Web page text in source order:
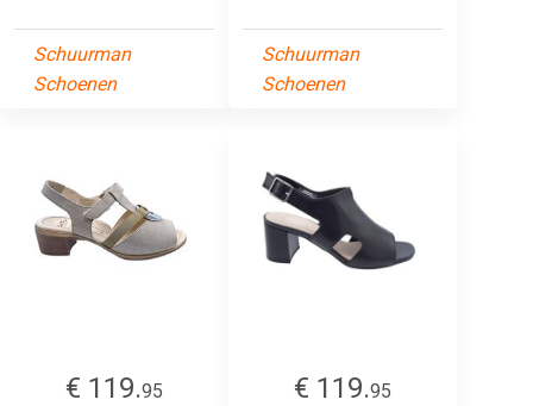
Schuurman
Schoenen
Schuurman
Schoenen
€ 119.95
€ 119.95